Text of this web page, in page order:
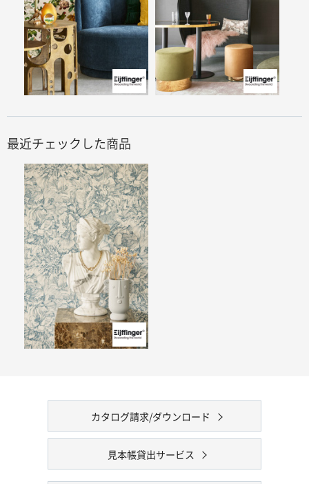
最近チェックした商品
カタログ請求/ダウンロード
見本帳貸出サービス